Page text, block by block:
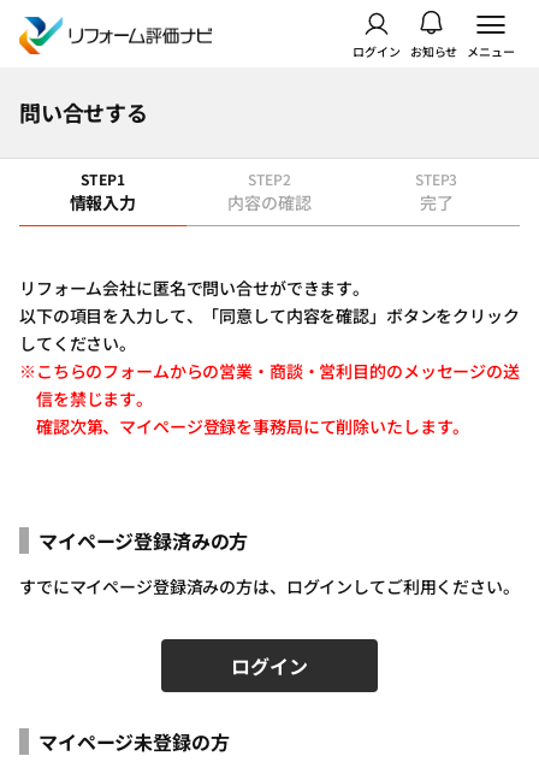
ログイン お知らせ メニュー
問い合せする
STEP1
情報入力
STEP2
内容の確認
STEP3
完了
リフォーム会社に匿名で問い合せができます。
以下の項目を入力して、「同意して内容を確認」ボタンをクリック
してください。
※こちらのフォームからの営業・商談・営利目的のメッセージの送
信を禁じます。
確認次第、マイページ登録を事務局にて削除いたします。
マイページ登録済みの方
すでにマイページ登録済みの方は、ログインしてご利用ください。
ログイン
マイページ未登録の方